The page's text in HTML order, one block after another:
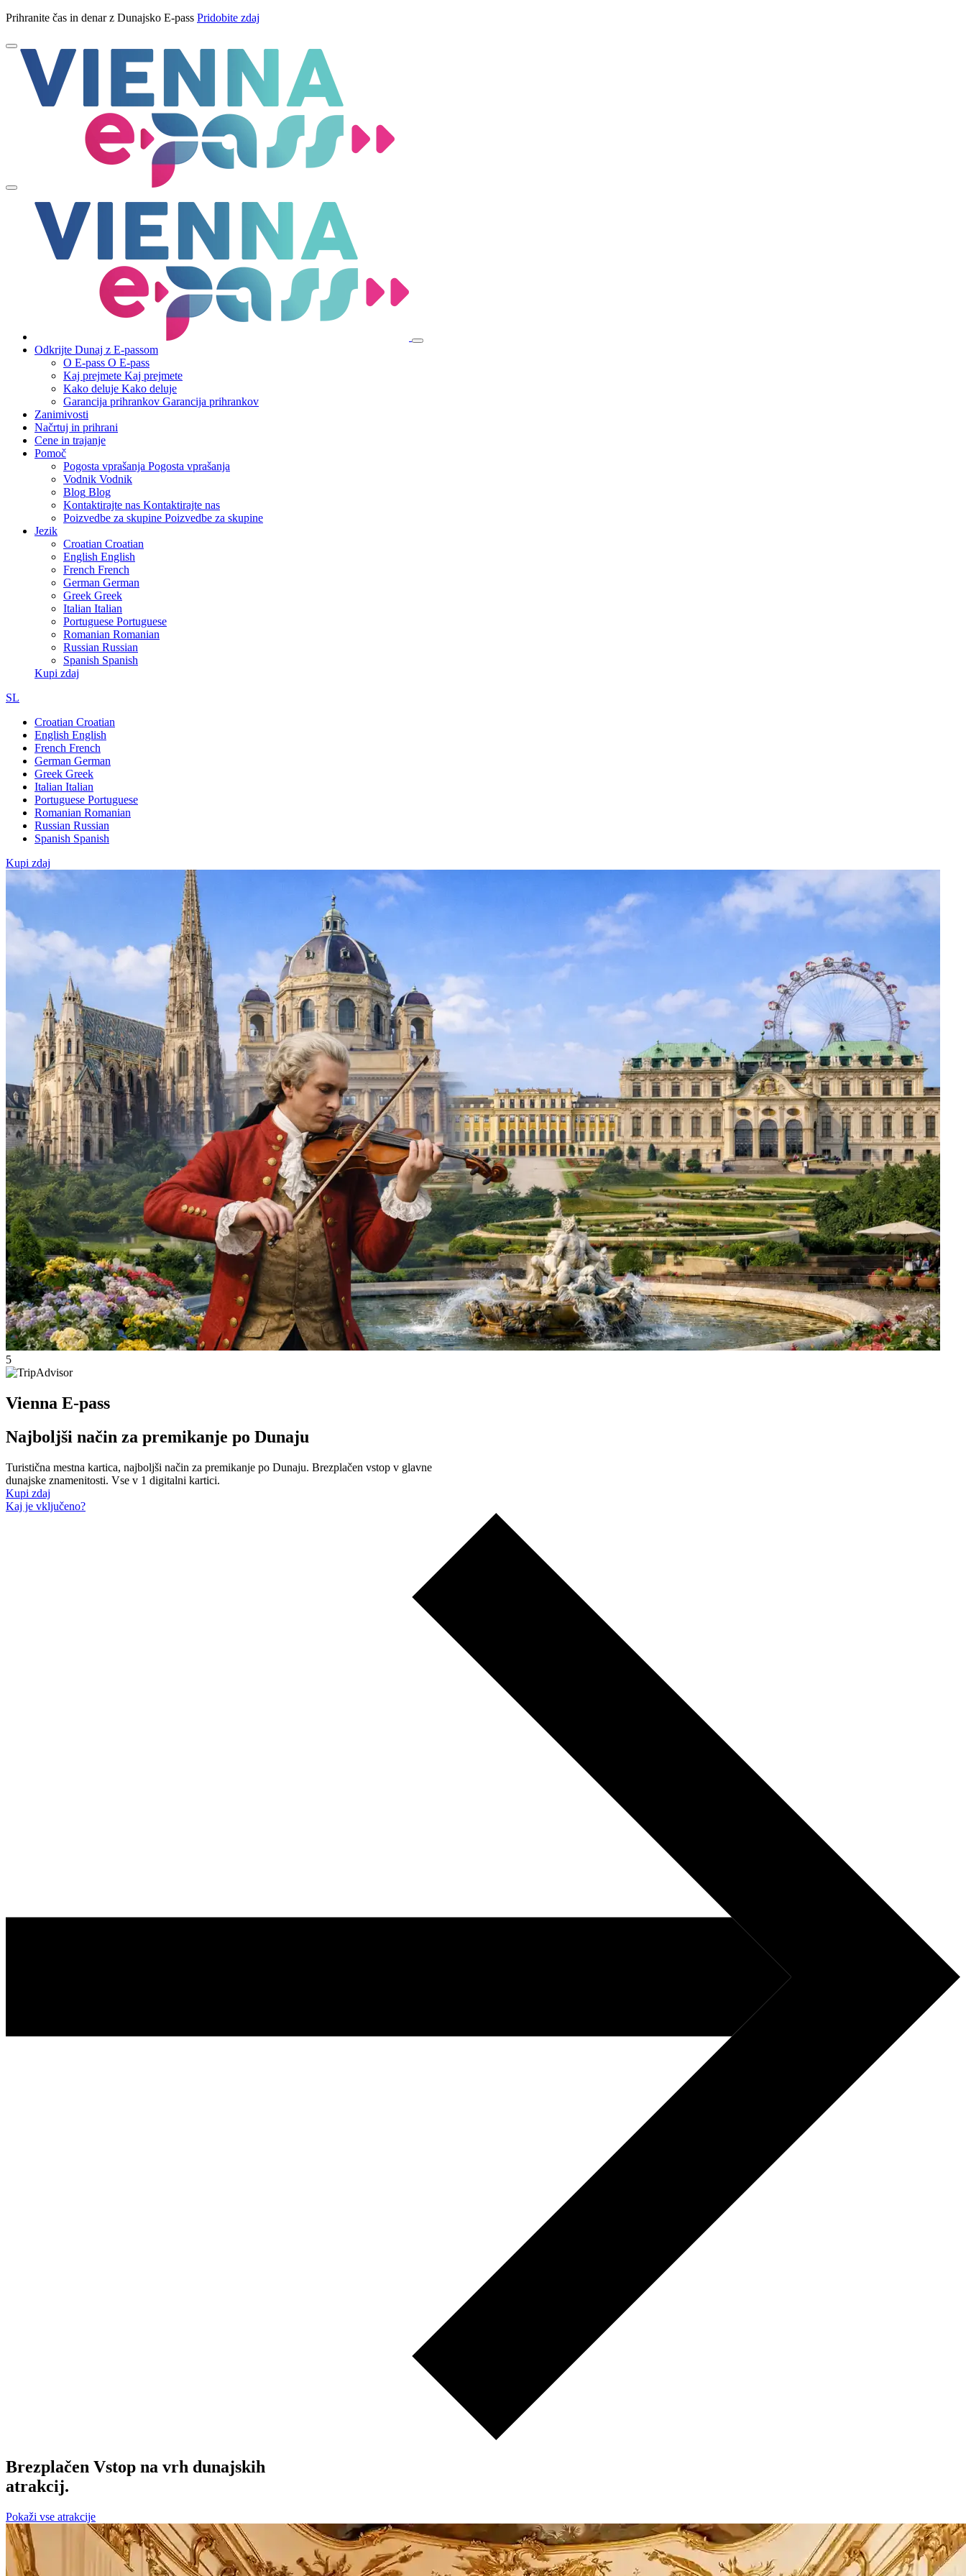
Prihranite čas in denar z Dunajsko E-pass Pridobite zdaj
Odkrijte Dunaj z E-passom
O E-pass O E-pass
Kaj prejmete Kaj prejmete
Kako deluje Kako deluje
Garancija prihrankov Garancija prihrankov
Zanimivosti
Načrtuj in prihrani
Cene in trajanje
Pomoč
Pogosta vprašanja Pogosta vprašanja
Vodnik Vodnik
Blog Blog
Kontaktirajte nas Kontaktirajte nas
Poizvedbe za skupine Poizvedbe za skupine
Jezik
Croatian Croatian
English English
French French
German German
Greek Greek
Italian Italian
Portuguese Portuguese
Romanian Romanian
Russian Russian
Spanish Spanish
Kupi zdaj
SL
Croatian Croatian
English English
French French
German German
Greek Greek
Italian Italian
Portuguese Portuguese
Romanian Romanian
Russian Russian
Spanish Spanish
Kupi zdaj
5
Vienna E-pass
Najboljši način za premikanje po Dunaju
Turistična mestna kartica, najboljši način za premikanje po Dunaju. Brezplačen vstop v glavne
dunajske znamenitosti. Vse v 1 digitalni kartici.
Kupi zdaj
Kaj je vključeno?
Brezplačen Vstop na vrh dunajskih
atrakcij.
Pokaži vse atrakcije